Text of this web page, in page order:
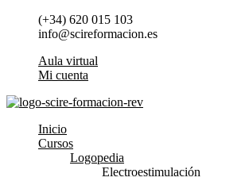
(+34) 620 015 103
info@scireformacion.es
Aula virtual
Mi cuenta
Inicio
Cursos
Logopedia
Electroestimulación